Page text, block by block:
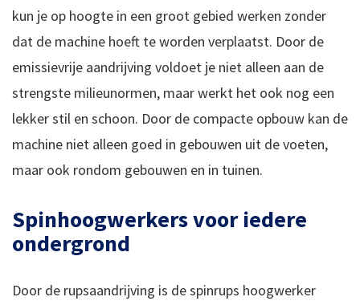
kun je op hoogte in een groot gebied werken zonder
dat de machine hoeft te worden verplaatst. Door de
emissievrije aandrijving voldoet je niet alleen aan de
strengste milieunormen, maar werkt het ook nog een
lekker stil en schoon. Door de compacte opbouw kan de
machine niet alleen goed in gebouwen uit de voeten,
maar ook rondom gebouwen en in tuinen.
Spinhoogwerkers voor iedere
ondergrond
Door de rupsaandrijving is de spinrups hoogwerker